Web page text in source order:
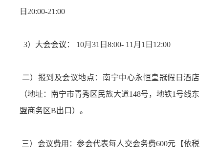
日20:00-21:00
3）大会会议： 10月31日8:00- 11月1日12:00
二）报到及会议地点：南宁中心永恒皇冠假日酒店
（地址：南宁市青秀区民族大道148号，地铁1号线东
盟商务区B出口）。
三）会议费用：参会代表每人交会务费600元【依税